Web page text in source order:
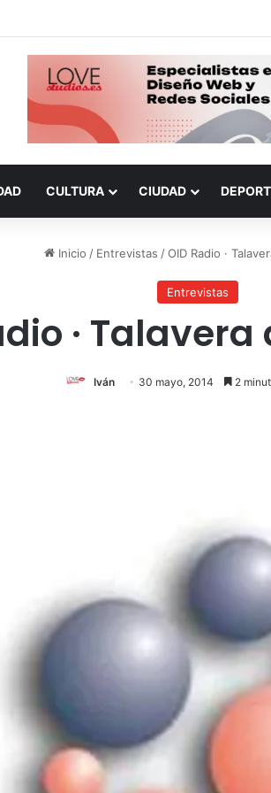
CULTURA CIUDAD
Inicio / Entrevistas /OID Radio ·
Entrevistas
·
Iván 30 mayo, 2014 2